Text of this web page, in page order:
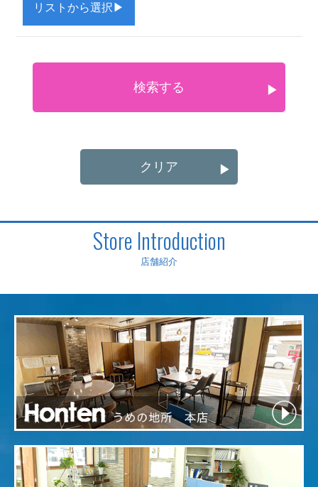
リストから選択 ▶
検索する ▶
クリア ▶
Store Introduction
店舗紹介